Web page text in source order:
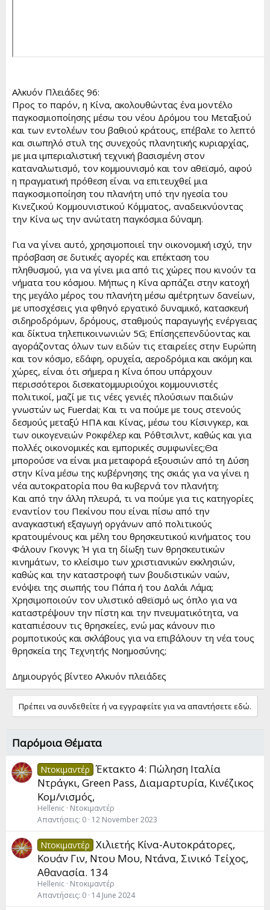
Αλκυόν Πλειάδες 96:
Προς το παρόν, η Κίνα, ακολουθώντας ένα μοντέλο
παγκοσμιοποίησης μέσω του νέου Δρόμου του Μεταξιού
και των εντολέων του βαθιού κράτους, επέβαλε το λεπτό
και σιωπηλό στυλ της συνεχούς πλανητικής κυριαρχίας,
με μια ιμπεριαλιστική τεχνική βασισμένη στον
καταναλωτισμό, τον κομμουνισμό και τον αθεϊσμό, αφού
η πραγματική πρόθεση είναι να επιτευχθεί μια
παγκοσμιοποίηση του πλανήτη υπό την ηγεσία του
Κινεζικού Κομμουνιστικού Κόμματος, αναδεικνύοντας
την Κίνα ως την ανώτατη παγκόσμια δύναμη.
Για να γίνει αυτό, χρησιμοποιεί την οικονομική ισχύ, την
πρόσβαση σε δυτικές αγορές και επέκταση του
πληθυσμού, για να γίνει μια από τις χώρες που κινούν τα
νήματα του κόσμου. Μήπως η Κίνα αρπάζει στην κατοχή
της μεγάλο μέρος του πλανήτη μέσω αμέτρητων δανείων,
με υποσχέσεις για φθηνό εργατικό δυναμικό, κατασκευή
σιδηροδρόμων, δρόμους, σταθμούς παραγωγής ενέργειας
και δίκτυα τηλεπικοινωνιών 5G; Επίσηςεπενδύοντας και
αγοράζοντας όλων των ειδών τις εταιρείες στην Ευρώπη
και τον κόσμο, εδάφη, ορυχεία, αεροδρόμια και ακόμη και
χώρες, είναι ότι σήμερα η Κίνα όπου υπάρχουν
περισσότεροι δισεκατομμυριούχοι κομμουνιστές
πολιτικοί, μαζί με τις νέες γενιές πλούσιων παιδιών
γνωστών ως Fuerdai; Και τι να πούμε με τους στενούς
δεσμούς μεταξύ ΗΠΑ και Κίνας, μέσω του Κίσινγκερ, και
των οικογενειών Ροκφέλερ και Ρόθτσιλντ, καθώς και για
πολλές οικονομικές και εμπορικές συμφωνίες;Θα
μπορούσε να είναι μια μεταφορά εξουσιών από τη Δύση
στην Κίνα μέσω της κυβέρνησης της σκιάς για να γίνει η
νέα αυτοκρατορία που θα κυβερνά τον πλανήτη;
Και από την άλλη πλευρά, τι να πούμε για τις κατηγορίες
εναντίον του Πεκίνου που είναι πίσω από την
αναγκαστική εξαγωγή οργάνων από πολιτικούς
κρατουμένους και μέλη του θρησκευτικού κινήματος του
Φάλουν Γκονγκ; Ή για τη δίωξη των θρησκευτικών
κινημάτων, το κλείσιμο των χριστιανικών εκκλησιών,
καθώς και την καταστροφή των βουδιστικών ναών,
ενόψει της σιωπής του Πάπα ή του Δαλάι Λάμα;
Χρησιμοποιούν τον υλιστικό αθεϊσμό ως όπλο για να
καταστρέψουν την πίστη και την πνευματικότητα, να
καταπιέσουν τις θρησκείες, ενώ μας κάνουν πιο
ρομποτικούς και σκλάβους για να επιβάλουν τη νέα τους
θρησκεία της Τεχνητής Νοημοσύνης;
Δημιουργός βίντεο Αλκυόν πλειάδες
Πρέπει να συνδεθείτε ή να εγγραφείτε για να απαντήσετε εδώ.
Παρόμοια Θέματα
Ντοκιμαντέρ Έκτακτο 4: Πώληση Ιταλία
Ντράγκι, Green Pass, Διαμαρτυρία, Κινέζικος
Κομ/νισμός,
Hellenic Ντοκιμαντέρ
Απαντήσεις 0 12 November 2023
Ντοκιμαντέρ Χιλιετής Κίνα-Αυτοκράτορες,
Kουάν Γιν, Ντου Mου, Ντάνα, Σινικό Τείχος,
Αθανασία. 134
Hellenic Ντοκιμαντέρ
Απαντήσεις 0 14 June 2024